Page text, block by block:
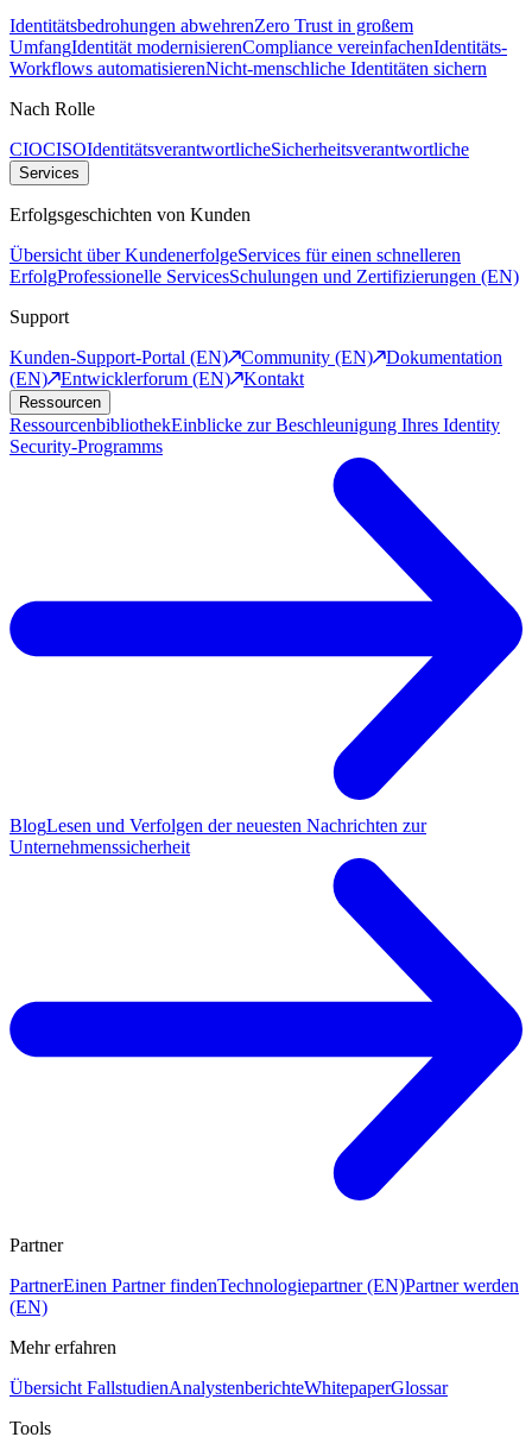
Identitätsbedrohungen abwehrenZero Trust in großem
UmfangIdentität modernisierenCompliance vereinfachenIdentitäts-
Workflows automatisierenNicht-menschliche Identitäten sichern
Nach Rolle
CIOCISOIdentitätsverantwortlicheSicherheitsverantwortliche
Services
Erfolgsgeschichten von Kunden
Übersicht über KundenerfolgeServices für einen schnelleren
ErfolgProfessionelle ServicesSchulungen und Zertifizierungen (EN)
Support
Kunden-Support-Portal (EN)
Community (EN)
Dokumentation
(EN)
Entwicklerforum (EN) Kontakt
Ressourcen
RessourcenbibliothekEinblicke zur Beschleunigung Ihres Identity
Security-Programms
BlogLesen und Verfolgen der neuesten Nachrichten zur
Unternehmenssicherheit
Partner
PartnerEinen Partner findenTechnologiepartner (EN)Partner werden
(EN)
Mehr erfahren
Übersicht FallstudienAnalystenberichteWhitepaperGlossar
Tools